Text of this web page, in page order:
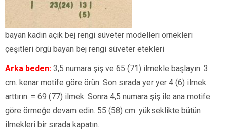
bayan kadın açık bej rengi süveter modelleri örnekleri
çeşitleri örgü bayan bej rengi süveter etekleri
Arka beden: 3,5 numara şiş ve 65 (71) ilmekle başlayın. 3
cm. kenar motife göre örün. Son sırada yer yer 4 (6) ilmek
arttırın. = 69 (77) ilmek. Sonra 4,5 numara şiş ile ana motife
göre örmeğe devam edin. 55 (58) cm. yükseklikte bütün
ilmekleri bir sırada kapatın.